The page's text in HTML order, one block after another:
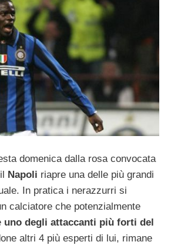
domenica dalla rosa convocata
Napoli riapre una delle più grandi
In pratica i nerazzurri si
calciatore che potenzialmente
uno degli attaccanti più forti del
altri 4 più esperti di lui, rimane